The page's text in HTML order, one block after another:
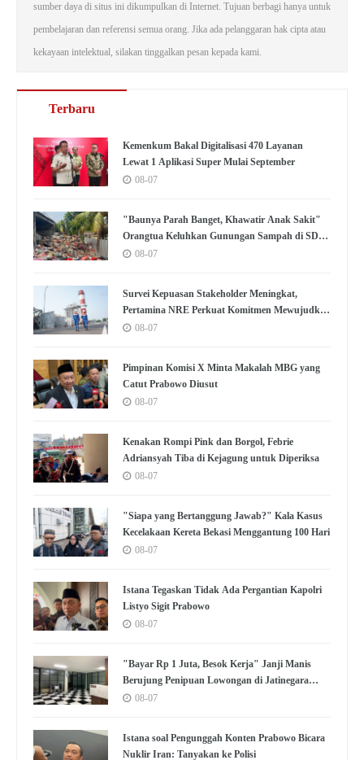
sumber daya di situs ini dikumpulkan di Internet. Tujuan berbagi hanya untuk
pembelajaran dan referensi semua orang. Jika ada pelanggaran hak cipta atau
kekayaan intelektual, silakan tinggalkan pesan kepada kami.
Terbaru
Kemenkum Bakal Digitalisasi 470 Layanan
Lewat 1 Aplikasi Super Mulai September
08-07
"Baunya Parah Banget, Khawatir Anak Sakit"
Orangtua Keluhkan Gunungan Sampah di SDN
Kedaung Kali Angke
08-07
Survei Kepuasan Stakeholder Meningkat,
Pertamina NRE Perkuat Komitmen Mewujudkan
Transisi Energi Berkelanjutan
08-07
Pimpinan Komisi X Minta Makalah MBG yang
Catut Prabowo Diusut
08-07
Kenakan Rompi Pink dan Borgol, Febrie
Adriansyah Tiba di Kejagung untuk Diperiksa
08-07
"Siapa yang Bertanggung Jawab?" Kala Kasus
Kecelakaan Kereta Bekasi Menggantung 100 Hari
08-07
Istana Tegaskan Tidak Ada Pergantian Kapolri
Listyo Sigit Prabowo
08-07
"Bayar Rp 1 Juta, Besok Kerja" Janji Manis
Berujung Penipuan Lowongan di Jatinegara
Jaktim
08-07
Istana soal Pengunggah Konten Prabowo Bicara
Nuklir Iran: Tanyakan ke Polisi